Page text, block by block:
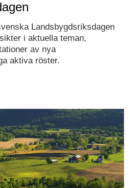
Landsbygdsriksdagen
i aktuella teman,
av nya
aktiva röster.